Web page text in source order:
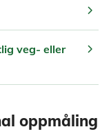
chevron_right
veg- eller
chevron_right
oppmåling